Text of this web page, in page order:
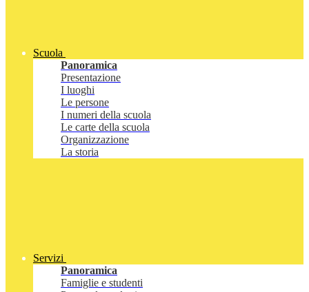
Scuola
Panoramica
Presentazione
I luoghi
Le persone
I numeri della scuola
Le carte della scuola
Organizzazione
La storia
Servizi
Panoramica
Famiglie e studenti